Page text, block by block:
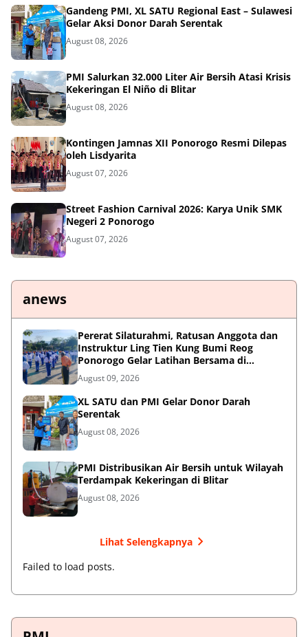
Gandeng PMI, XL SATU Regional East – Sulawesi
Gelar Aksi Donor Darah Serentak
August 08, 2026
PMI Salurkan 32.000 Liter Air Bersih Atasi Krisis
Kekeringan El Niño di Blitar
August 08, 2026
Kontingen Jamnas XII Ponorogo Resmi Dilepas
oleh Lisdyarita
August 07, 2026
Street Fashion Carnival 2026: Karya Unik SMK
Negeri 2 Ponorogo
August 07, 2026
anews
Pererat Silaturahmi, Ratusan Anggota dan
Instruktur Ling Tien Kung Bumi Reog
Ponorogo Gelar Latihan Bersama di
Embung Pakel
August 09, 2026
XL SATU dan PMI Gelar Donor Darah
Serentak
August 08, 2026
PMI Distribusikan Air Bersih untuk Wilayah
Terdampak Kekeringan di Blitar
August 08, 2026
Lihat Selengkapnya
Failed to load posts.